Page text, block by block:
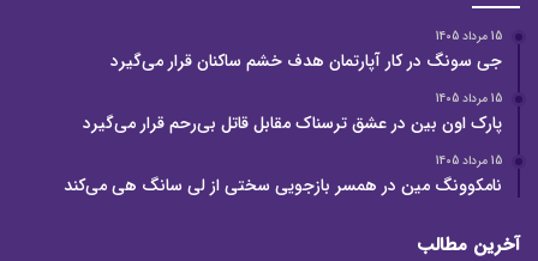
15 مرداد 1405
جی سونگ در کار آپارتمان هدف خشم ساکنان قرار می‌گیرد
15 مرداد 1405
پارک اون بین در عشق ترسناک مقابل قاتل بی‌رحم قرار می‌گیرد
15 مرداد 1405
نامکوونگ مین در همسر بازجویی سختی از لی سانگ هی می‌کند
آخرین مطالب